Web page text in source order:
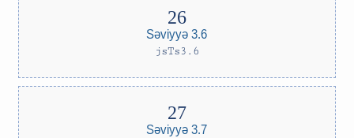
Səviyyə 3.6
jsTs3.6
Səviyyə 3.7